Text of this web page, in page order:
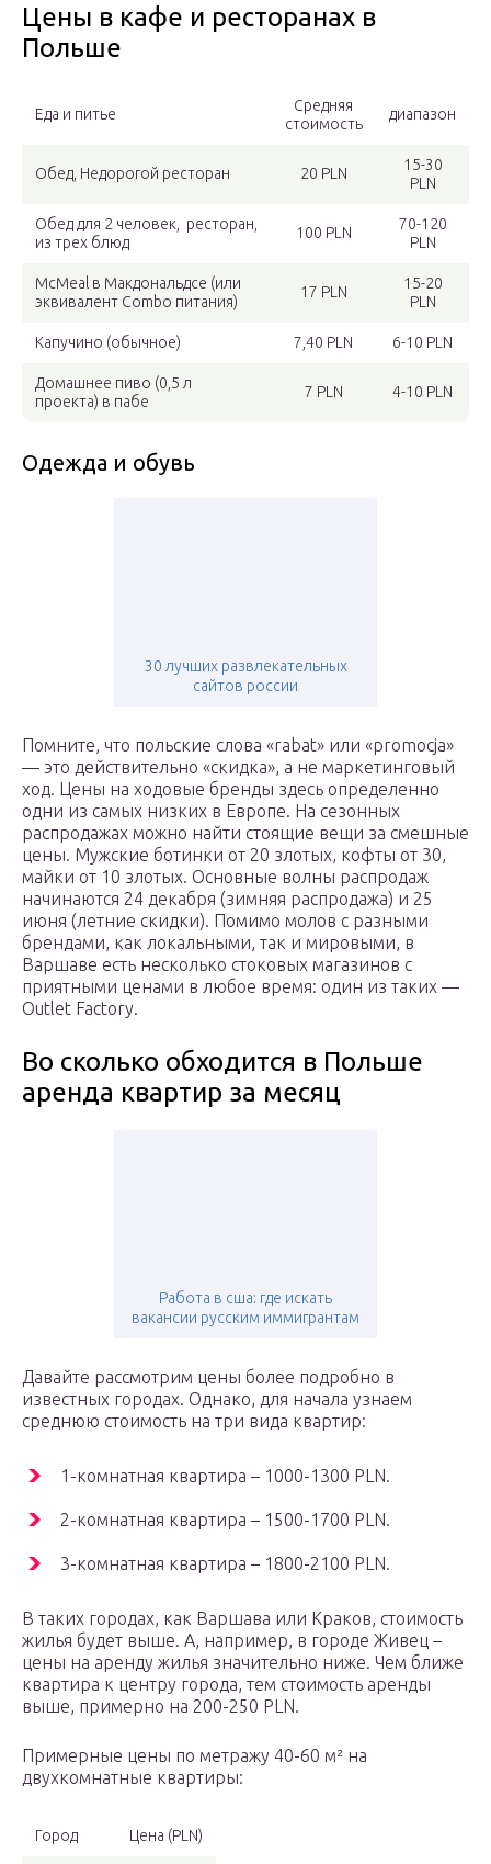
Цены в кафе и ресторанах в
Польше
Еда и питье
Средняя
стоимость
диапазон
Обед, Недорогой ресторан 20 PLN
15-30
PLN
Обед для 2 человек, ресторан,
из трех блюд
100 PLN
70-120
PLN
McMeal в Макдональдсе (или
эквивалент Combo питания)
17 PLN
15-20
PLN
Капучино (обычное) 7,40 PLN 6-10 PLN
Домашнее пиво (0,5 л
проекта) в пабе
7 PLN 4-10 PLN
Одежда и обувь
30 лучших развлекательных
сайтов россии
Помните, что польские слова «rabat» или «promocja»
— это действительно «скидка», а не маркетинговый
ход. Цены на ходовые бренды здесь определенно
одни из самых низких в Европе. На сезонных
распродажах можно найти стоящие вещи за смешные
цены. Мужские ботинки от 20 злотых, кофты от 30,
майки от 10 злотых. Основные волны распродаж
начинаются 24 декабря (зимняя распродажа) и 25
июня (летние скидки). Помимо молов с разными
брендами, как локальными, так и мировыми, в
Варшаве есть несколько стоковых магазинов с
приятными ценами в любое время: один из таких —
Outlet Factory.
Во сколько обходится в Польше
аренда квартир за месяц
Работа в сша: где искать
вакансии русским иммигрантам
Давайте рассмотрим цены более подробно в
известных городах. Однако, для начала узнаем
среднюю стоимость на три вида квартир:
1-комнатная квартира – 1000-1300 PLN.
2-комнатная квартира – 1500-1700 PLN.
3-комнатная квартира – 1800-2100 PLN.
В таких городах, как Варшава или Краков, стоимость
жилья будет выше. А, например, в городе Живец –
цены на аренду жилья значительно ниже. Чем ближе
квартира к центру города, тем стоимость аренды
выше, примерно на 200-250 PLN.
Примерные цены по метражу 40-60 м² на
двухкомнатные квартиры:
Город Цена (PLN)